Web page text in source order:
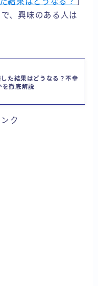
、興味のある人は
た結果はどうなる？不幸
を徹底解説
ク